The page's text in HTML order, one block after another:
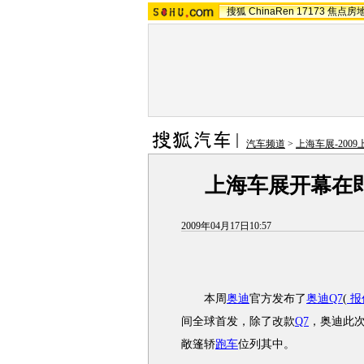
搜狐 ChinaRen 17173 焦点房
汽车频道 > 上海车展-2009
上海车展开幕在
2009年04月17日10:57
本周 奥迪官方发布了奥迪Q7( 报
间全球首发，除了改款Q7 ，奥迪此
敞篷轿跑车位列其中。